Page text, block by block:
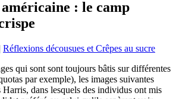
: le camp
Réflexions décousues et Crêpes au sucre
qui sont sont toujours bâtis sur différentes
par exemple), les images suivantes
dans lesquels des individus ont mis